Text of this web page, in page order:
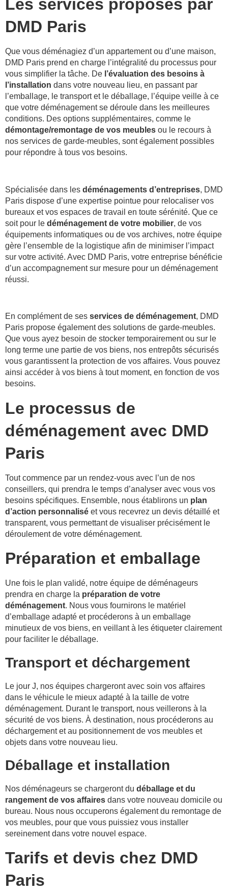
Les services proposés par
DMD Paris
Que vous déménagiez d’un appartement ou d’une maison,
DMD Paris prend en charge l’intégralité du processus pour
vous simplifier la tâche. De l’évaluation des besoins à
l’installation dans votre nouveau lieu, en passant par
l’emballage, le transport et le déballage, l’équipe veille à ce
que votre déménagement se déroule dans les meilleures
conditions. Des options supplémentaires, comme le
démontage/remontage de vos meubles ou le recours à
nos services de garde-meubles, sont également possibles
pour répondre à tous vos besoins.
Spécialisée dans les déménagements d’entreprises, DMD
Paris dispose d’une expertise pointue pour relocaliser vos
bureaux et vos espaces de travail en toute sérénité. Que ce
soit pour le déménagement de votre mobilier, de vos
équipements informatiques ou de vos archives, notre équipe
gère l’ensemble de la logistique afin de minimiser l’impact
sur votre activité. Avec DMD Paris, votre entreprise bénéficie
d’un accompagnement sur mesure pour un déménagement
réussi.
En complément de ses services de déménagement, DMD
Paris propose également des solutions de garde-meubles.
Que vous ayez besoin de stocker temporairement ou sur le
long terme une partie de vos biens, nos entrepôts sécurisés
vous garantissent la protection de vos affaires. Vous pouvez
ainsi accéder à vos biens à tout moment, en fonction de vos
besoins.
Le processus de
déménagement avec DMD
Paris
Tout commence par un rendez-vous avec l’un de nos
conseillers, qui prendra le temps d’analyser avec vous vos
besoins spécifiques. Ensemble, nous établirons un plan
d’action personnalisé et vous recevrez un devis détaillé et
transparent, vous permettant de visualiser précisément le
déroulement de votre déménagement.
Préparation et emballage
Une fois le plan validé, notre équipe de déménageurs
prendra en charge la préparation de votre
déménagement. Nous vous fournirons le matériel
d’emballage adapté et procéderons à un emballage
minutieux de vos biens, en veillant à les étiqueter clairement
pour faciliter le déballage.
Transport et déchargement
Le jour J, nos équipes chargeront avec soin vos affaires
dans le véhicule le mieux adapté à la taille de votre
déménagement. Durant le transport, nous veillerons à la
sécurité de vos biens. À destination, nous procéderons au
déchargement et au positionnement de vos meubles et
objets dans votre nouveau lieu.
Déballage et installation
Nos déménageurs se chargeront du déballage et du
rangement de vos affaires dans votre nouveau domicile ou
bureau. Nous nous occuperons également du remontage de
vos meubles, pour que vous puissiez vous installer
sereinement dans votre nouvel espace.
Tarifs et devis chez DMD
Paris